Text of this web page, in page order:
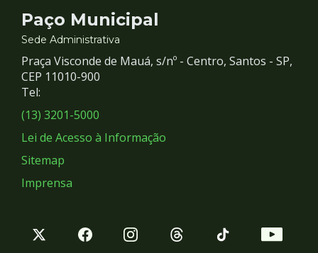
Contato
e
Redes
Sociais
Paço Municipal
Sede Administrativa
Praça Visconde de Mauá, s/nº - Centro, Santos - SP,
CEP 11010-900
Tel:
(13) 3201-5000
Lei de Acesso à Informação
Sitemap
Imprensa